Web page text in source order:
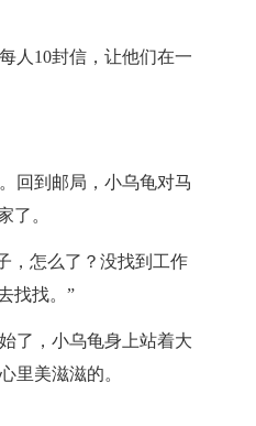
人10封信，让他们在一
回到邮局，小乌龟对马
了。
怎么了？没找到工作
找找。”
了，小乌龟身上站着大
里美滋滋的。